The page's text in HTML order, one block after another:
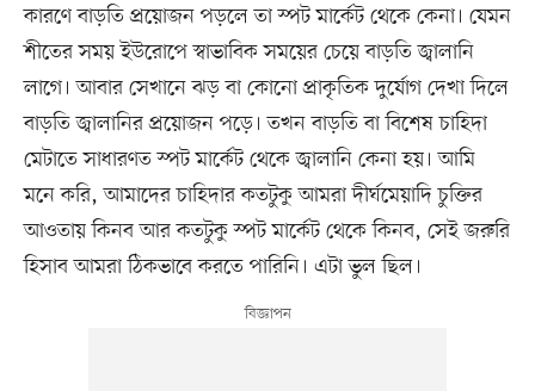
কারণে বাড়তি প্রয়োজন পড়লে তা স্পট মার্কেট থেকে কেনা। যেমন
শীতের সময় ইউরোপে স্বাভাবিক সময়ের চেয়ে বাড়তি জ্বালানি
লাগে। আবার সেখানে ঝড় বা কোনো প্রাকৃতিক দুর্যোগ দেখা দিলে
বাড়তি জ্বালানির প্রয়োজন পড়ে। তখন বাড়তি বা বিশেষ চাহিদা
মেটাতে সাধারণত স্পট মার্কেট থেকে জ্বালানি কেনা হয়। আমি
মনে করি, আমাদের চাহিদার কতটুকু আমরা দীর্ঘমেয়াদি চুক্তির
আওতায় কিনব আর কতটুকু স্পট মার্কেট থেকে কিনব, সেই জরুরি
হিসাব আমরা ঠিকভাবে করতে পারিনি। এটা ভুল ছিল।